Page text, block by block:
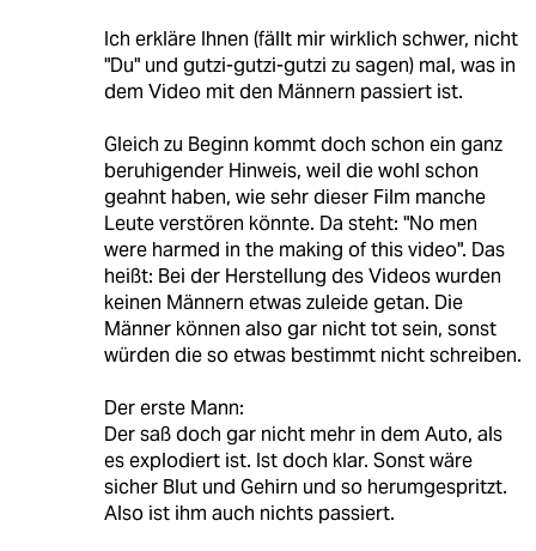
Ich erkläre Ihnen (fällt mir wirklich schwer, nicht
"Du" und gutzi-gutzi-gutzi zu sagen) mal, was in
dem Video mit den Männern passiert ist.
Gleich zu Beginn kommt doch schon ein ganz
beruhigender Hinweis, weil die wohl schon
geahnt haben, wie sehr dieser Film manche
Leute verstören könnte. Da steht: "No men
were harmed in the making of this video". Das
heißt: Bei der Herstellung des Videos wurden
keinen Männern etwas zuleide getan. Die
Männer können also gar nicht tot sein, sonst
würden die so etwas bestimmt nicht schreiben.
Der erste Mann:
Der saß doch gar nicht mehr in dem Auto, als
es explodiert ist. Ist doch klar. Sonst wäre
sicher Blut und Gehirn und so herumgespritzt.
Also ist ihm auch nichts passiert.